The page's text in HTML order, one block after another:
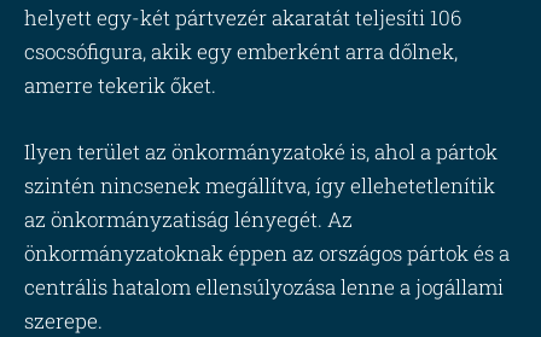
helyett egy-két pártvezér akaratát teljesíti 106
csocsófigura, akik egy emberként arra dőlnek,
amerre tekerik őket.
Ilyen terület az önkormányzatoké is, ahol a pártok
szintén nincsenek megállítva, így ellehetetlenítik
az önkormányzatiság lényegét. Az
önkormányzatoknak éppen az országos pártok és a
centrális hatalom ellensúlyozása lenne a jogállami
szerepe.